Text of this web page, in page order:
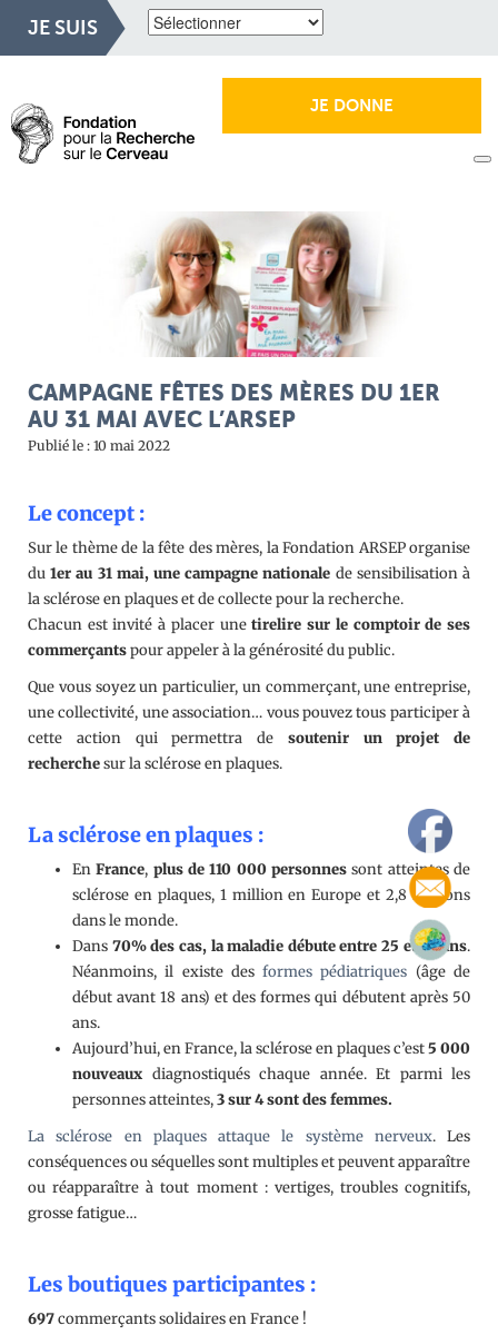
JE SUIS
JE DONNE
CAMPAGNE FÊTES DES MÈRES DU 1ER
AU 31 MAI AVEC L’ARSEP
Publié le : 10 mai 2022
Le concept :
Sur le thème de la fête des mères, la Fondation ARSEP organise
du1er au 31 mai, une campagne nationale de sensibilisation à
la sclérose en plaques et de collecte pour la recherche.
Chacun est invité à placer unetirelire sur le comptoir de ses
commerçantspour appeler à la générosité du public.
Que vous soyez un particulier, un commerçant, une entreprise,
une collectivité, une association… vous pouvez tous participer à
cette action qui permettra de soutenir un projet de
recherchesur la sclérose en plaques.
La sclérose en plaques :
EnFrance, plus de 110 000 personnes sont atteintes de
sclérose en plaques, 1 million en Europe et 2,8 millions
dans le monde.
Dans 70% des cas, la maladie débute entre 25 et 35 ans.
Néanmoins, il existe desformes pédiatriques (âge de
début avant 18 ans) et des formes qui débutent après 50
ans.
Aujourd’hui, en France, la sclérose en plaques c’est5 000
nouveaux diagnostiqués chaque année. Et parmi les
personnes atteintes,3 sur 4 sont des femmes.
La sclérose en plaques attaque le système nerveux. Les
conséquences ou séquelles sont multiples et peuvent apparaître
ou réapparaître à tout moment : vertiges, troubles cognitifs,
grosse fatigue…
Les boutiques participantes :
697commerçants solidaires en France !